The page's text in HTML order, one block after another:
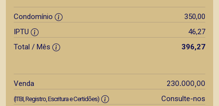
Condomínio
350,00
IPTU
46,27
Total / Mês
396,27
Venda 230.000,00
(ITBI, Registro, Escritura e Certidões) Consulte-nos